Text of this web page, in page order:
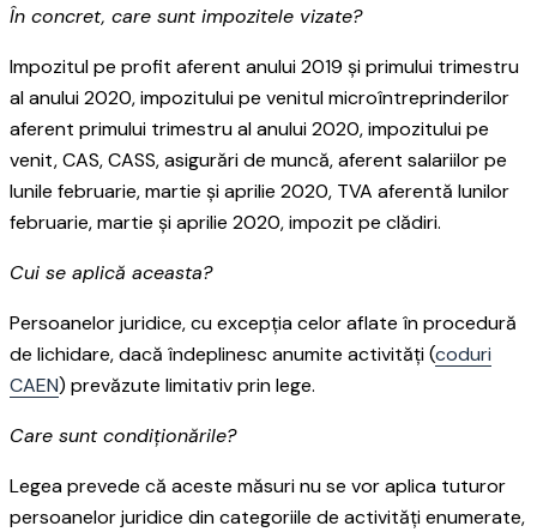
În concret, care sunt impozitele vizate?
Impozitul pe profit aferent anului 2019 și primului trimestru
al anului 2020, impozitului pe venitul microîntreprinderilor
aferent primului trimestru al anului 2020, impozitului pe
venit, CAS, CASS, asigurări de muncă, aferent salariilor pe
lunile februarie, martie și aprilie 2020, TVA aferentă lunilor
februarie, martie și aprilie 2020, impozit pe clădiri.
Cui se aplică aceasta?
Persoanelor juridice, cu excepția celor aflate în procedură
de lichidare, dacă îndeplinesc anumite activități (coduri
CAEN) prevăzute limitativ prin lege.
Care sunt condiționările?
Legea prevede că aceste măsuri nu se vor aplica tuturor
persoanelor juridice din categoriile de activități enumerate,